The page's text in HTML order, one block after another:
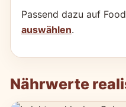
Passend dazu auf
auswählen.
Nährwerte